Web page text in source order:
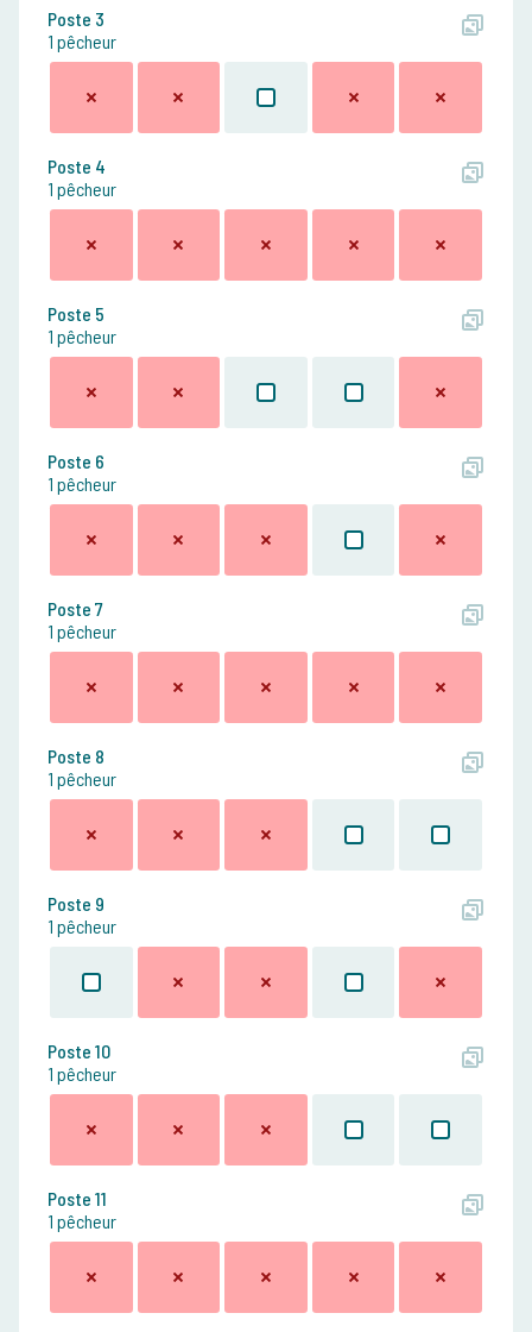
Poste 3
1 pêcheur
Poste 4
1 pêcheur
Poste 5
1 pêcheur
Poste 6
1 pêcheur
Poste 7
1 pêcheur
Poste 8
1 pêcheur
Poste 9
1 pêcheur
Poste 10
1 pêcheur
Poste 11
1 pêcheur